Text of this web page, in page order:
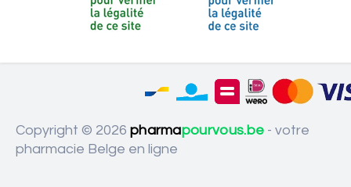
Copyright © 2026 pharmapourvous.be - votre
pharmacie Belge en ligne